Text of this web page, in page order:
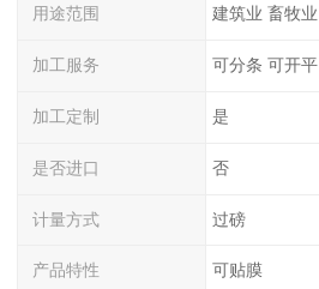
用途范围 建筑业 畜牧业
加工服务 可分条 可开平
加工定制 是
是否进口 否
计量方式 过磅
产品特性 可贴膜